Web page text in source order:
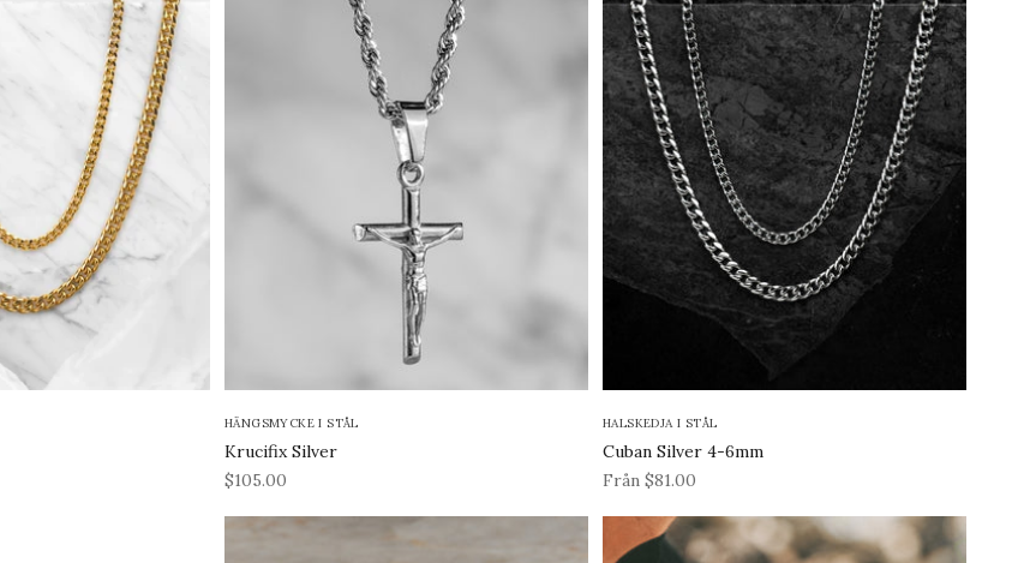
HÄNGSMYCKE I STÅL
Krucifix Silver
REA-pris
$105.00
HALSKEDJA I STÅL
Cuban Silver 4-6mm
REA-pris
Från $81.00